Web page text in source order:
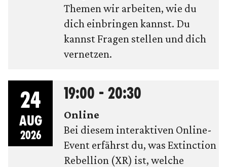
Themen wir arbeiten, wie du
dich einbringen kannst. Du
kannst Fragen stellen und dich
vernetzen.
24
AUG
2026
19:00 - 20:30
Online
Bei diesem interaktiven Online-
Event erfährst du, was Extinction
Rebellion (XR) ist, welche